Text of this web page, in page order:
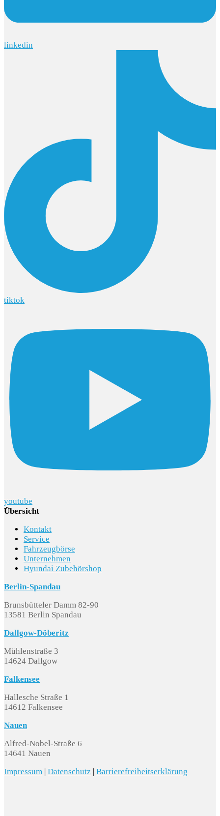
linkedin
tiktok
youtube
Übersicht
Kontakt
Service
Fahrzeugbörse
Unternehmen
Hyundai Zubehörshop
Berlin-Spandau
Brunsbütteler Damm 82-90
13581 Berlin Spandau
Dallgow-Döberitz
Mühlenstraße 3
14624 Dallgow
Falkensee
Hallesche Straße 1
14612 Falkensee
Nauen
Alfred-Nobel-Straße 6
14641 Nauen
Impressum | Datenschutz | Barrierefreiheitserklärung